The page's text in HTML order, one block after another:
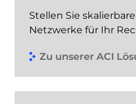
Stellen Sie
Netzwerke für Ihr
Zu unserer ACI